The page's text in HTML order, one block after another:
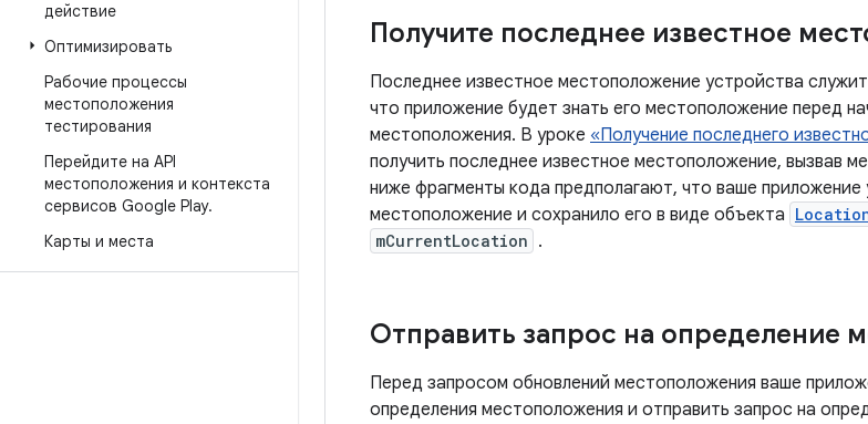
действие
Оптимизировать
Рабочие процессы
местоположения
тестирования
Перейдите на API
местоположения и контекста
сервисов Google Play.
Карты и места
Получите последнее известное
Последнее известное местоположение устройства
что приложение будет знать его местоположение перед
местоположения. В уроке «Получение последнего
получить последнее известное местоположение, вызвав
ниже фрагменты кода предполагают, что ваше приложение
местоположение и сохранило его в виде объекта
mCurrentLocation .
Отправить запрос на определение
Перед запросом обновлений местоположения ваше
определения местоположения и отправить запрос на